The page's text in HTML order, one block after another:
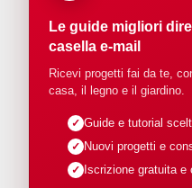
Le guide migliori
casella e-mail
Ricevi progetti fai da te,
casa, il legno e il giardino.
Guide e tutorial
Nuovi progetti e
Iscrizione gratuita e